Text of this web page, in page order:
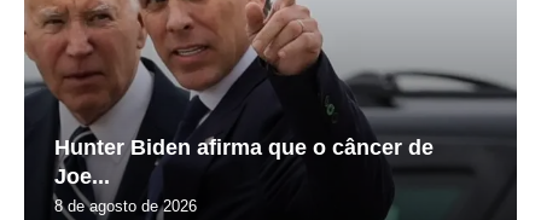
Hunter Biden afirma que o câncer de
Joe...
8 de agosto de 2026